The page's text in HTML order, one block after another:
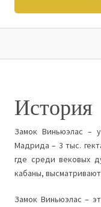
История
Замок Виньюэлас –
Мадрида – 3 тыс.
где среди вековых
кабаны,
Замок Виньюэлас –